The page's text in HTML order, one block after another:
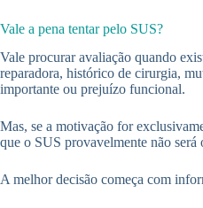
Vale a pena tentar pelo SUS?
Vale procurar avaliação quando
reparadora, histórico de cirurgia,
importante ou prejuízo funcional.
Mas, se a motivação for
que o SUS provavelmente não será
A melhor decisão começa com